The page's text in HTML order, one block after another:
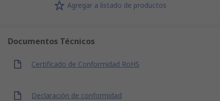
Agregar a listado de productos
Documentos Técnicos
Certificado de Conformidad RoHS
Declaración de conformidad